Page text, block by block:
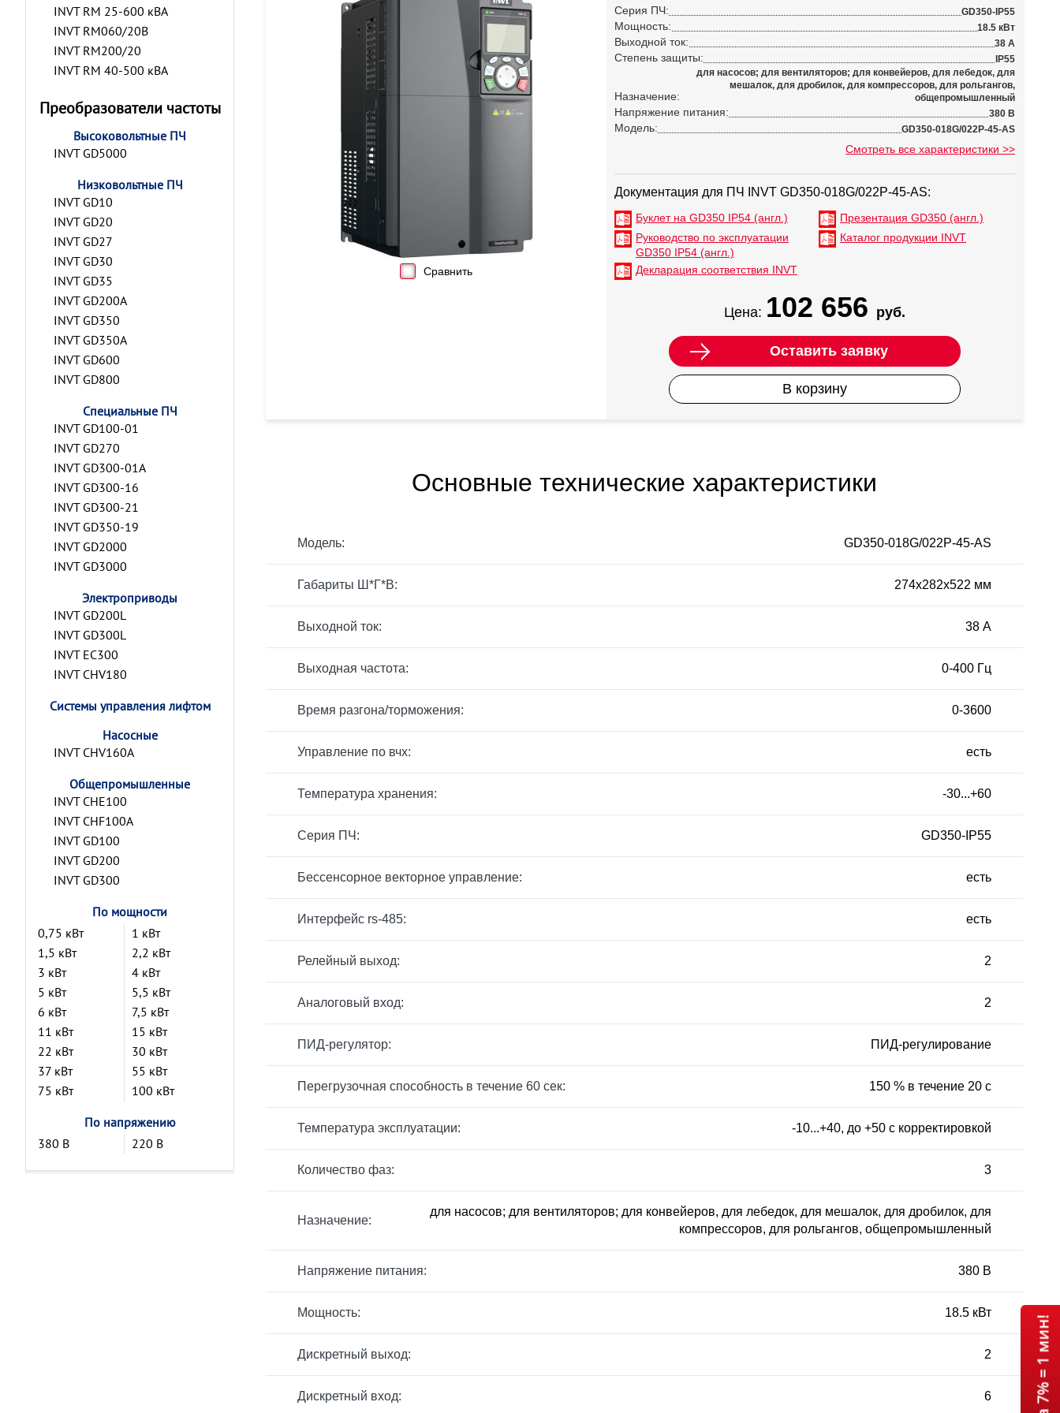
INVT RM 25-600 кВА
INVT RM060/20B
INVT RM200/20
INVT RM 40-500 кВА
Преобразователи частоты
Высоковольтные ПЧ
INVT GD5000
Низковольтные ПЧ
INVT GD10
INVT GD20
INVT GD27
INVT GD30
INVT GD35
INVT GD200A
INVT GD350
INVT GD350A
INVT GD600
INVT GD800
Специальные ПЧ
INVT GD100-01
INVT GD270
INVT GD300-01A
INVT GD300-16
INVT GD300-21
INVT GD350-19
INVT GD2000
INVT GD3000
Электроприводы
INVT GD200L
INVT GD300L
INVT EC300
INVT CHV180
Системы управления лифтом
Насосные
INVT CHV160A
Общепромышленные
INVT CHE100
INVT CHF100A
INVT GD100
INVT GD200
INVT GD300
По мощности
0,75 кВт
1 кВт
1,5 кВт
2,2 кВт
3 кВт
4 кВт
5 кВт
5,5 кВт
6 кВт
7,5 кВт
11 кВт
15 кВт
22 кВт
30 кВт
37 кВт
55 кВт
75 кВт
100 кВт
По напряжению
380 В
220 В
Сравнить
Серия ПЧ: GD350-IP55
Мощность: 18.5 кВт
Выходной ток: 38 А
Степень защиты: IP55
Назначение:
для насосов; для вентиляторов; для конвейеров, для лебедок, для
мешалок, для дробилок, для компрессоров, для рольгангов,
общепромышленный
Напряжение питания: 380 В
Модель: GD350-018G/022P-45-AS
Смотреть все характеристики >>
Документация для ПЧ INVT GD350-018G/022P-45-AS:
Буклет на GD350 IP54 (англ.)
Презентация GD350 (англ.)
Руководство по эксплуатации
GD350 IP54 (англ.)
Каталог продукции INVT
Декларация соответствия INVT
Цена: 102 656 руб.
Оставить заявку
В корзину
Основные технические характеристики
Модель: GD350-018G/022P-45-AS
Габариты Ш*Г*В: 274х282х522 мм
Выходной ток: 38 А
Выходная частота: 0-400 Гц
Время разгона/торможения: 0-3600
Управление по вчх: есть
Температура хранения: -30...+60
Серия ПЧ: GD350-IP55
Бессенсорное векторное управление: есть
Интерфейс rs-485: есть
Релейный выход: 2
Аналоговый вход: 2
ПИД-регулятор: ПИД-регулирование
Перегрузочная способность в течение 60 сек: 150 % в течение 20 с
Температура эксплуатации: -10...+40, до +50 с корректировкой
Количество фаз: 3
Назначение:
для насосов; для вентиляторов; для конвейеров, для лебедок, для мешалок, для дробилок, для
компрессоров, для рольгангов, общепромышленный
Напряжение питания: 380 В
Мощность: 18.5 кВт
Дискретный выход: 2
Дискретный вход: 6